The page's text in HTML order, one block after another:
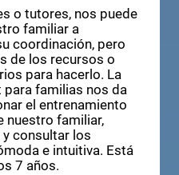
o tutores, nos puede
familiar a
coordinación, pero
de los recursos o
para hacerlo. La
familias nos da
el entrenamiento
nuestro familiar,
consultar los
e intuitiva. Está
7 años.